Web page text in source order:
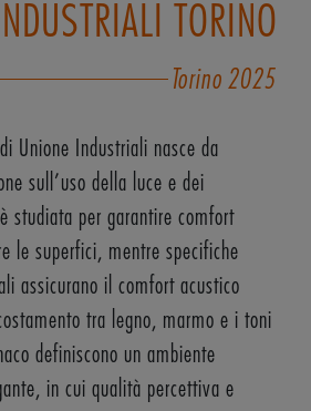
INDUSTRIALI TORINO
Torino 2025
Unione Industriali nasce da
sull’uso della luce e dei
studiata per garantire comfort
le superfici, mentre specifiche
assicurano il comfort acustico
tra legno, marmo e i toni
definiscono un ambiente
in cui qualità percettiva e